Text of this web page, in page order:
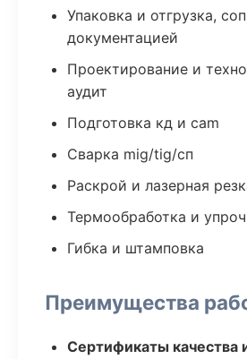
Упаковка и отгрузка,
документацией
Проектирование и
аудит
Подготовка кд и cam
Сварка mig/tig/сп
Раскрой и лазерная
Термообработка и
Гибка и штамповка
Преимущества
Сертификаты качества